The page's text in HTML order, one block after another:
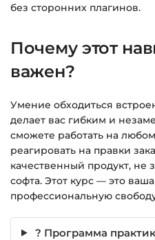
времени.
Подробнее об оплате и
Вопросы?Пишите на
чат на сайте.
без сторонних плагинов.
Почему этот
важен?
Умение обходиться
делает вас гибким и
сможете работать на
реагировать на правки
качественный продукт, не
софта. Этот курс — это
профессиональную
? Программа